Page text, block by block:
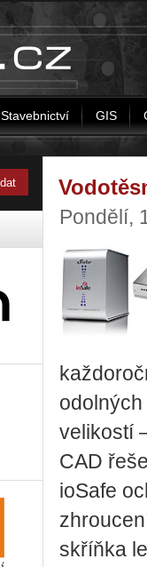
Stavebnictví GIS
Pondělí,
velikostí
CAD
ioSafe
skříňka